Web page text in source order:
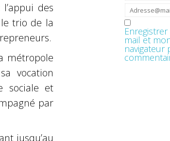
des
trio de la
métropole
vocation
sociale et
par
jusqu’au
mail et